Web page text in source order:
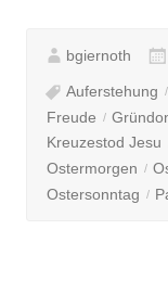
bgiernoth
Auferstehung
Freude
Kreuzestod Jesu
Ostermorgen
Ostersonntag